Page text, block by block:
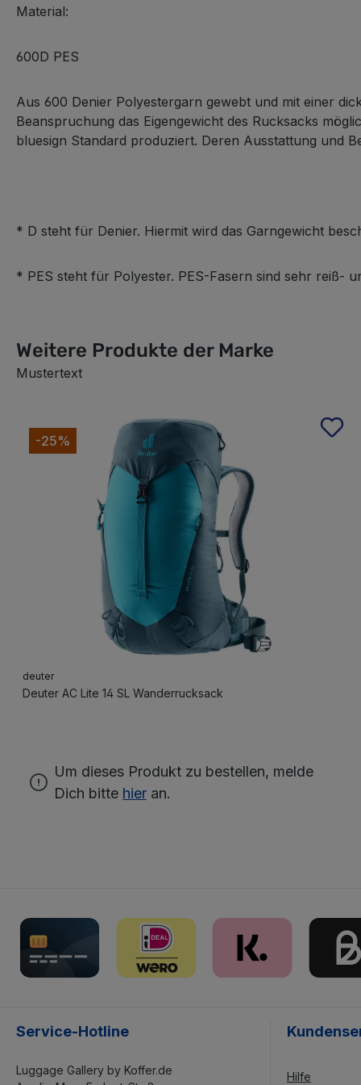
Material:
600D PES
Aus 600 Denier Polyestergarn gewebt und mit einer
Beanspruchung das Eigengewicht des Rucksacks
bluesign Standard produziert. Deren Ausstattung und
* D steht für Denier. Hiermit wird das Garngewicht
* PES steht für Polyester. PES-Fasern sind sehr reiß-
Weitere Produkte der Marke
Mustertext
Produktgalerie überspringen
-25%
deuter
Deuter AC Lite 14 SL Wanderrucksack
Um dieses Produkt zu bestellen, melde
Dich bitte hier an.
Service-Hotline
Luggage Gallery by Koffer.de
Hilfe